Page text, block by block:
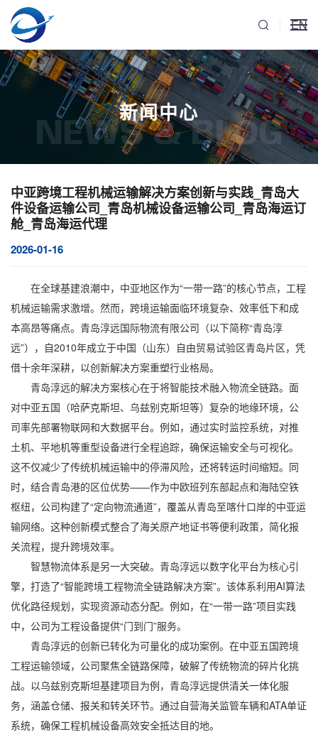
EN
新闻中心
NEWS & BLOG
中亚跨境工程机械运输解决方案创新与实践_青岛大
件设备运输公司_青岛机械设备运输公司_青岛海运订
舱_青岛海运代理
2026-01-16
在全球基建浪潮中，中亚地区作为“一带一路”的核心节点， 工程
机械运输需求激增。然而，跨境运输面临环境复杂、效率低下和成
本高昂等痛点。 青岛淳远国际物流有限公司 （以下简称“青岛淳
远”），自2010年成立于中国（山东）自由贸易试验区青岛片区，凭
借十余年深耕，以创新解决方案重塑行业格局。
青岛淳远的解决方案核心在于将智能技术融入物流全链路。面
对中亚五国（哈萨克斯坦、乌兹别克斯坦等）复杂的地缘环境，公
司率先部署物联网和大数据平台。例如，通过实时监控系统，对推
土机、平地机等重型设备进行全程追踪，确保运输安全与可视化。
这不仅减少了传统机械运输中的停滞风险，还将转运时间缩短。同
时，结合青岛港的区位优势——作为中欧班列东部起点和海陆空铁
枢纽，公司构建了“定向物流通道”，覆盖从青岛至喀什口岸的中亚运
输网络。这种创新模式整合了海关原产地证书等便利政策，简化报
关流程，提升跨境效率。
智慧物流体系是另一大突破。青岛淳远以数字化平台为核心引
擎，打造了“智能跨境工程物流全链路解决方案”。该体系利用AI算法
优化路径规划，实现资源动态分配。例如，在“一带一路”项目实践
中，公司为工程设备提供“门到门”服务。
青岛淳远的创新已转化为可量化的成功案例。在中亚五国跨境
工程运输领域，公司聚焦全链路保障，破解了传统物流的碎片化挑
战。以乌兹别克斯坦基建项目为例，青岛淳远提供清关一体化服
务，涵盖仓储、报关和转关环节。通过自营海关监管车辆和ATA单证
系统，确保工程机械设备高效安全抵达目的地。